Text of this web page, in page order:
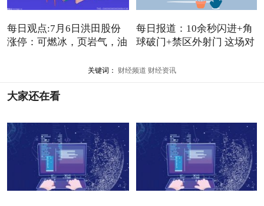
每日观点:7月6日洪田股份
涨停：可燃冰，页岩气，油
每日报道：10余秒闪进+角
球破门+禁区外射门 这场对
关键词： 财经频道 财经资讯
大家还在看